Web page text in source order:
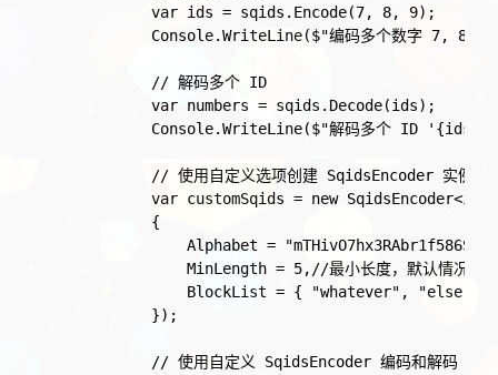
var ids = sqids.Encode(7, 8, 9);
Console.WriteLine($"编码多个数字 7, 8,
// 解码多个 ID
var numbers = sqids.Decode(ids);
Console.WriteLine($"解码多个 ID '{ids}':
// 使用自定义选项创建 SqidsEncoder 实例
var customSqids = new
{
Alphabet =
MinLength = 5,//最小长度，默认情况下，Sqids 使用尽
BlockList = { "whatever" , "else"
});
// 使用自定义 SqidsEncoder 编码和解码